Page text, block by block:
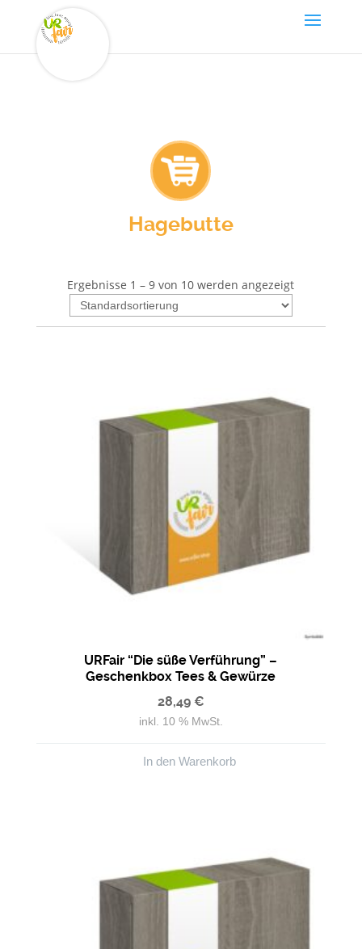
Hagebutte
Ergebnisse 1 – 9 von 10 werden angezeigt
URFair “Die süße Verführung” –
Geschenkbox Tees & Gewürze
28,49 €
inkl. 10 % MwSt.
In den Warenkorb